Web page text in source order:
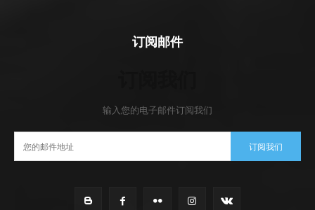
订阅邮件
输入您的电子邮件订阅我们
订阅我们